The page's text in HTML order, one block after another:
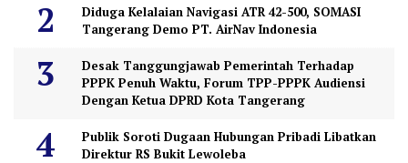
Diduga Kelalaian Navigasi ATR 42-500, SOMASI
Tangerang Demo PT. AirNav Indonesia
Desak Tanggungjawab Pemerintah Terhadap
PPPK Penuh Waktu, Forum TPP-PPPK Audiensi
Dengan Ketua DPRD Kota Tangerang
Publik Soroti Dugaan Hubungan Pribadi Libatkan
Direktur RS Bukit Lewoleba